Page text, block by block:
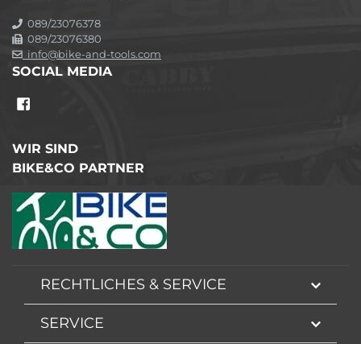
089/23076378
089/23076380
info@bike-and-tools.com
SOCIAL MEDIA
WIR SIND
BIKE&CO PARTNER
RECHTLICHES & SERVICE
SERVICE